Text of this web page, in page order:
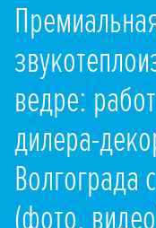
ведре:
дилера-
Волгограда
(фото,